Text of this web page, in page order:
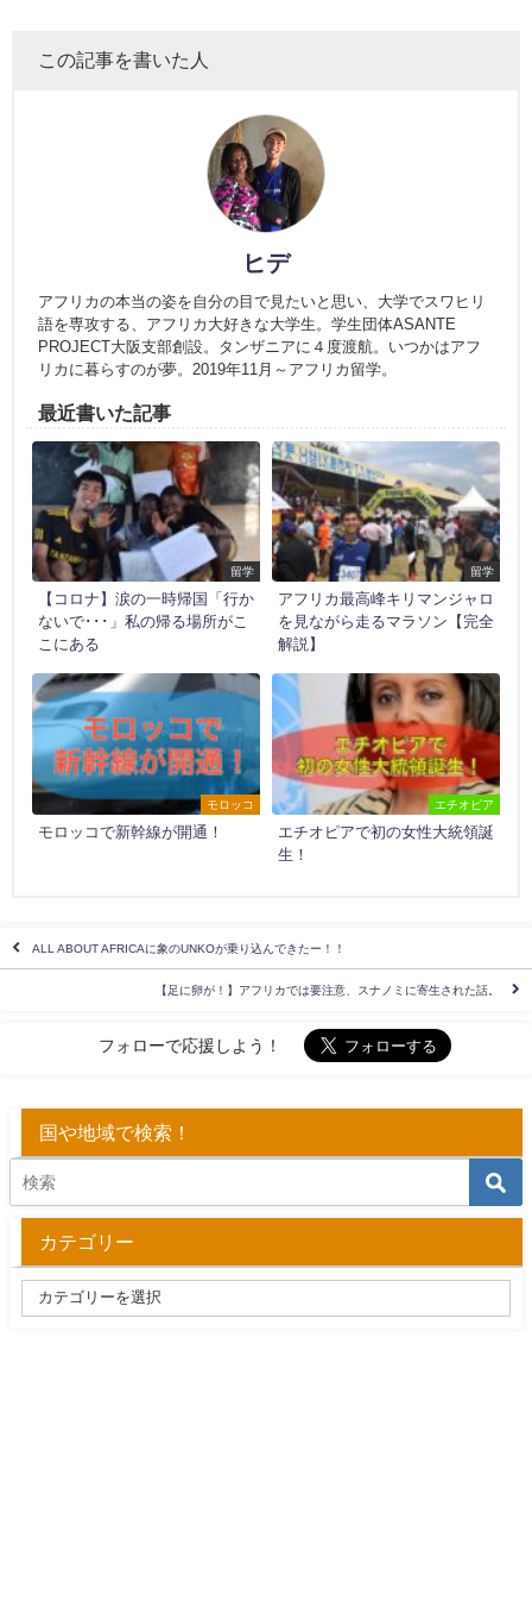
この記事を書いた人
ヒデ
アフリカの本当の姿を自分の目で見たいと思い、大学でスワヒリ
語を専攻する、アフリカ大好きな大学生。学生団体ASANTE
PROJECT大阪支部創設。タンザニアに４度渡航。いつかはアフ
リカに暮らすのが夢。2019年11月～アフリカ留学。
最近書いた記事
留学
【コロナ】涙の一時帰国「行か
ないで･･･」私の帰る場所がこ
こにある
留学
アフリカ最高峰キリマンジャロ
を見ながら走るマラソン【完全
解説】
モロッコ
モロッコで新幹線が開通！
エチオピア
エチオピアで初の女性大統領誕
生！
ALL ABOUT AFRICAに象のUNKOが乗り込んできたー！！
【足に卵が！】アフリカでは要注意、スナノミに寄生された話。
フォローで応援しよう！
国や地域で検索！
カテゴリー